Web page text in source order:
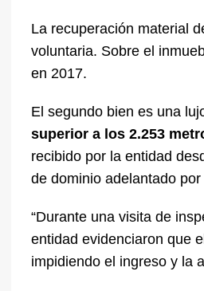
La recuperación material
voluntaria. Sobre el
en 2017.
El segundo bien es una
superior a los 2.253
recibido por la entidad
de dominio adelantado
“Durante una visita de
entidad evidenciaron que
impidiendo el ingreso y la